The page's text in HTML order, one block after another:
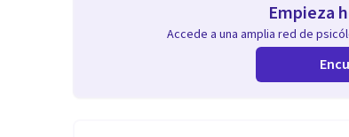
Empieza
Accede a una amplia red de